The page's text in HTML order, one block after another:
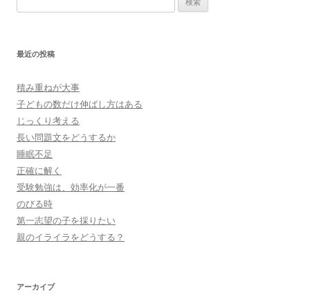
索:
最近の投稿
積み重ねが大事
子どもの数だけ伸ばし方はある
じっくり考える
長い問題文をどうするか
睡眠不足
正確に解く
受験勉強は、効率化が一番
のびる時
第一志望の子を採りたい
親のイライラをどうする？
アーカイブ